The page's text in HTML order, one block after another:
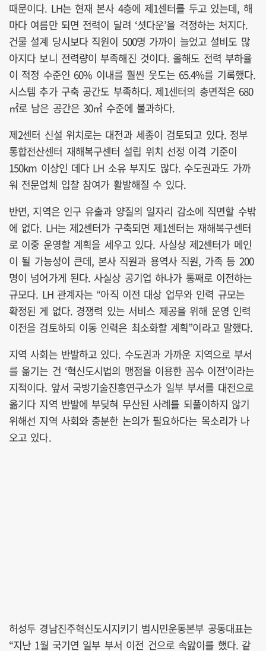
때문이다. LH는 현재 본사 4층에 제1센터를 두고 있는데, 해
마다 여름만 되면 전력이 달려 ‘셧다운’을 걱정하는 처지다.
건물 설계 당시보다 직원이 500명 가까이 늘었고 설비도 많
아지다 보니 전력량이 부족해진 것이다. 올해도 전력 부하율
이 적정 수준인 60% 이내를 훨씬 웃도는 65.4%를 기록했다.
시스템 추가 구축 공간도 부족하다. 제1센터의 총면적은 680
㎡로 남은 공간은 30㎡ 수준에 불과하다.
제2센터 신설 위치로는 대전과 세종이 검토되고 있다. 정부
통합전산센터 재해복구센터 설립 위치 선정 이격 기준이
150km 이상인 데다 LH 소유 부지도 많다. 수도권과도 가까
워 전문업체 입찰 참여가 활발해질 수 있다.
반면, 지역은 인구 유출과 양질의 일자리 감소에 직면할 수밖
에 없다. LH는 제2센터가 구축되면 제1센터는 재해복구센터
로 이중 운영할 계획을 세우고 있다. 사실상 제2센터가 메인
이 될 가능성이 큰데, 본사 직원과 용역사 직원, 가족 등 200
명이 넘어가게 된다. 사실상 공기업 하나가 통째로 이전하는
규모다. LH 관계자는 “아직 이전 대상 업무와 인력 규모는
확정된 게 없다. 경쟁력 있는 서비스 제공을 위해 운영 인력
이전을 검토하되 이동 인력은 최소화할 계획”이라고 말했다.
지역 사회는 반발하고 있다. 수도권과 가까운 지역으로 부서
를 옮기는 건 ‘혁신도시법의 맹점을 이용한 꼼수 이전’이라는
지적이다. 앞서 국방기술진흥연구소가 일부 부서를 대전으로
옮기다 지역 반발에 부딪혀 무산된 사례를 되풀이하지 않기
위해선 지역 사회와 충분한 논의가 필요하다는 목소리가 나
오고 있다.
허성두 경남진주혁신도시지키기 범시민운동본부 공동대표는
“지난 1월 국기연 일부 부서 이전 건으로 속앓이를 했다. 같